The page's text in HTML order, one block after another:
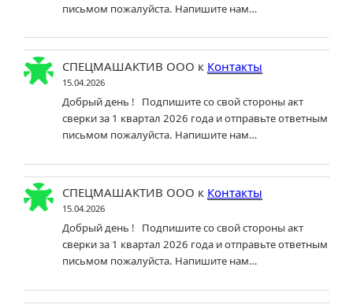
письмом пожалуйста. Напишите нам…
СПЕЦМАШАКТИВ ООО к Контакты
15.04.2026
Добрый день ! Подпишите со свой стороны акт
сверки за 1 квартал 2026 года и отправьте ответным
письмом пожалуйста. Напишите нам…
СПЕЦМАШАКТИВ ООО к Контакты
15.04.2026
Добрый день ! Подпишите со свой стороны акт
сверки за 1 квартал 2026 года и отправьте ответным
письмом пожалуйста. Напишите нам…